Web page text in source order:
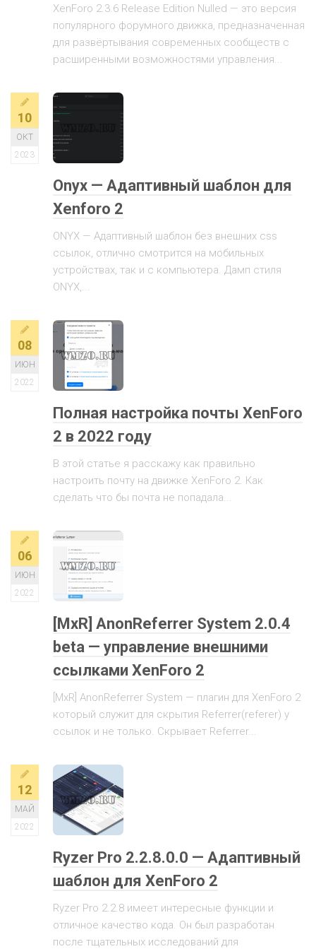
XenForo 2.3.6 Release Edition Nulled — это версия
популярного форумного движка, предназначенная
для развёртывания современных сообществ с
расширенными возможностями управления...
10
ОКТ
2023
Onyx — Адаптивный шаблон для
Xenforo 2
ONYX — Адаптивный шаблон без внешних css
ссылок, отлично смотрится на мобильных
устройствах, так и с компьютера. Дамп стиля
ONYX,...
08
ИЮН
2022
Полная настройка почты XenForo
2 в 2022 году
В этой статье я расскажу как правильно
настроить почту на движке XenForo 2. Как
сделать что бы почта не попадала...
06
ИЮН
2022
[MxR] AnonReferrer System 2.0.4
beta — управление внешними
ссылками XenForo 2
[MxR] AnonReferrer System — плагин для XenForo 2
который служит для скрытия Referrer(referer) у
ссылок и не только. Скрывает Referrer...
12
МАЙ
2022
Ryzer Pro 2.2.8.0.0 — Адаптивный
шаблон для XenForo 2
Ryzer Pro 2.2.8 имеет интересные функции и
отличное качество кода. Он был разработан
после тщательных исследований для